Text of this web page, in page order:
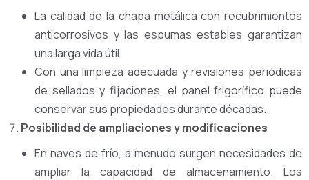
La calidad de la chapa metálica con recubrimientos
anticorrosivos y las espumas estables garantizan
una larga vida útil.
Con una limpieza adecuada y revisiones periódicas
de sellados y fijaciones, el panel frigorífico puede
conservar sus propiedades durante décadas.
Posibilidad de ampliaciones y modificaciones
En naves de frío, a menudo surgen necesidades de
ampliar la capacidad de almacenamiento. Los